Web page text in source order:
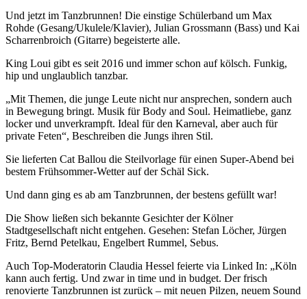
Und jetzt im Tanzbrunnen! Die einstige Schülerband um Max
Rohde (Gesang/Ukulele/Klavier), Julian Grossmann (Bass) und Kai
Scharrenbroich (Gitarre) begeisterte alle.
King Loui gibt es seit 2016 und immer schon auf kölsch. Funkig,
hip und unglaublich tanzbar.
„Mit Themen, die junge Leute nicht nur ansprechen, sondern auch
in Bewegung bringt. Musik für Body and Soul. Heimatliebe, ganz
locker und unverkrampft. Ideal für den Karneval, aber auch für
private Feten“, Beschreiben die Jungs ihren Stil.
Sie lieferten Cat Ballou die Steilvorlage für einen Super-Abend bei
bestem Frühsommer-Wetter auf der Schäl Sick.
Und dann ging es ab am Tanzbrunnen, der bestens gefüllt war!
Die Show ließen sich bekannte Gesichter der Kölner
Stadtgesellschaft nicht entgehen. Gesehen: Stefan Löcher, Jürgen
Fritz, Bernd Petelkau, Engelbert Rummel, Sebus.
Auch Top-Moderatorin Claudia Hessel feierte via Linked In: „Köln
kann auch fertig. Und zwar in time und in budget. Der frisch
renovierte Tanzbrunnen ist zurück – mit neuen Pilzen, neuem Sound